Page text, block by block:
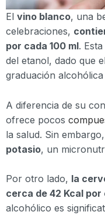
El vino blanco, una
celebraciones,
por cada 100 ml.
del etanol, dado que
graduación
A diferencia de su
ofrece pocos
la salud. Sin embargo,
potasio, un
Por otro lado, la
cerca de 42 Kcal por
alcohólico es